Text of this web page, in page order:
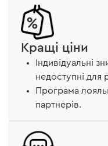
Кращі ціни
Індивідуальні
недоступні для
Програма
партнерів.